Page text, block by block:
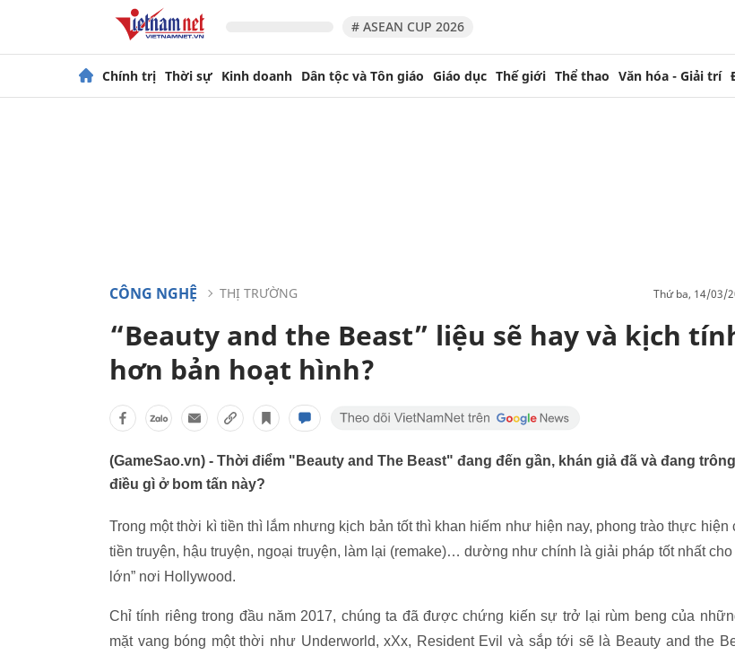
# ASEAN CUP 2026
Chính trị Thời sự Kinh doanh Dân tộc và Tôn giáo Giáo dục Thế giới Thể thao Văn hóa - Giải trí
CÔNG NGHỆ THỊ TRƯỜNG thứ ba, 14/03/
“Beauty and the Beast” liệu sẽ hay và kịch
hơn bản hoạt hình?
(GameSao.vn) - Thời điểm "Beauty and The Beast" đang đến gần, khán giả đã và đang
điều gì ở bom tấn này?
Trong một thời kì tiền thì lắm nhưng kịch bản tốt thì khan hiếm như hiện nay, phong trào thực hiện
tiền truyện, hậu truyện, ngoại truyện, làm lại (remake)… dường như chính là giải pháp tốt nhất cho
lớn” nơi Hollywood.
Chỉ tính riêng trong đầu năm 2017, chúng ta đã được chứng kiến sự trở lại rùm beng của
mặt vang bóng một thời như Underworld, xXx, Resident Evil và sắp tới sẽ là Beauty and the